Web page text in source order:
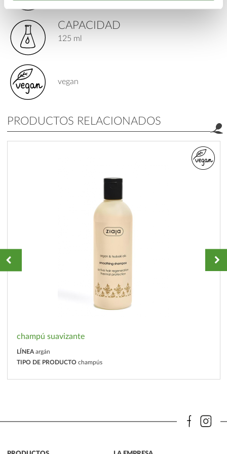
CAPACIDAD
125 ml
vegan
PRODUCTOS RELACIONADOS
champú suavizante
LÍNEA argán
TIPO DE PRODUCTO champús